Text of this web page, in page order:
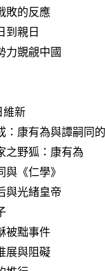
敗的反應
到親日
力覬覦中國
新
：康有為與譚嗣同
之野狐：康有為
與《仁學》
與光緒皇帝
被黜事件
展與阻礙